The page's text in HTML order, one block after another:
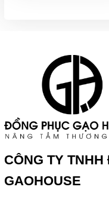
CÔNG TY
GAOHOUSE